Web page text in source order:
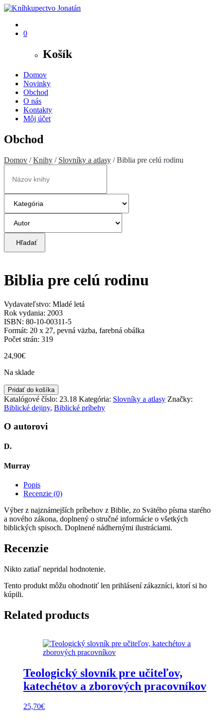
0
Košík
Domov
Novinky
Obchod
O nás
Kontakty
Môj účet
Obchod
Domov /Knihy / Slovníky a atlasy / Biblia pre celú rodinu
Hľadať
Biblia pre celú rodinu
Vydavateľstvo: Mladé letá
Rok vydania: 2003
ISBN: 80-10-00311-5
Formát: 20 x 27, pevná väzba, farebná obálka
Počet strán: 319
24,90€
Na sklade
množstvo
Biblia
pre
rodinu
Pridať do košíka
Katalógové číslo: 23.18 Kategória: Slovníky a atlasy Značky:
Biblické dejiny, Biblické príbehy
O autorovi
D.
Murray
Popis
Recenzie (0)
Výber z najznámejších príbehov z Biblie, zo Svätého písma starého
a nového zákona, doplnený o stručné informácie o všetkých
biblických spisoch. Doplnené nádhernými ilustráciami.
Recenzie
Nikto zatiaľ nepridal hodnotenie.
Tento produkt môžu ohodnotiť len prihlásení zákazníci, ktorí si ho
kúpili.
Related products
Teologický slovník pre učiteľov,
katechétov a zborových pracovníkov
25,70€